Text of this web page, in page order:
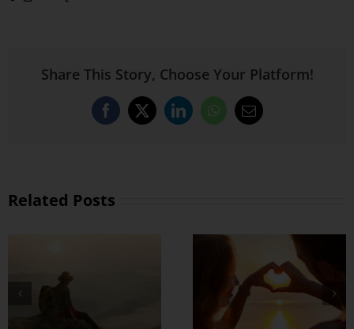
Share This Story, Choose Your Platform!
Facebook
X LinkedInWhatsApp
Email
Related Posts
အချစ်တွေ ပိုတိုးလာ